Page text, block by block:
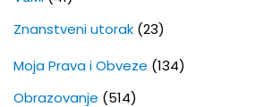
Znanstveni utorak (23)
Moja Prava i Obveze (134)
Obrazovanje (514)